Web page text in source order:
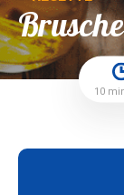
10